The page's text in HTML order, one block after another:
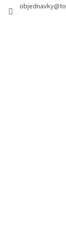
objednavky@